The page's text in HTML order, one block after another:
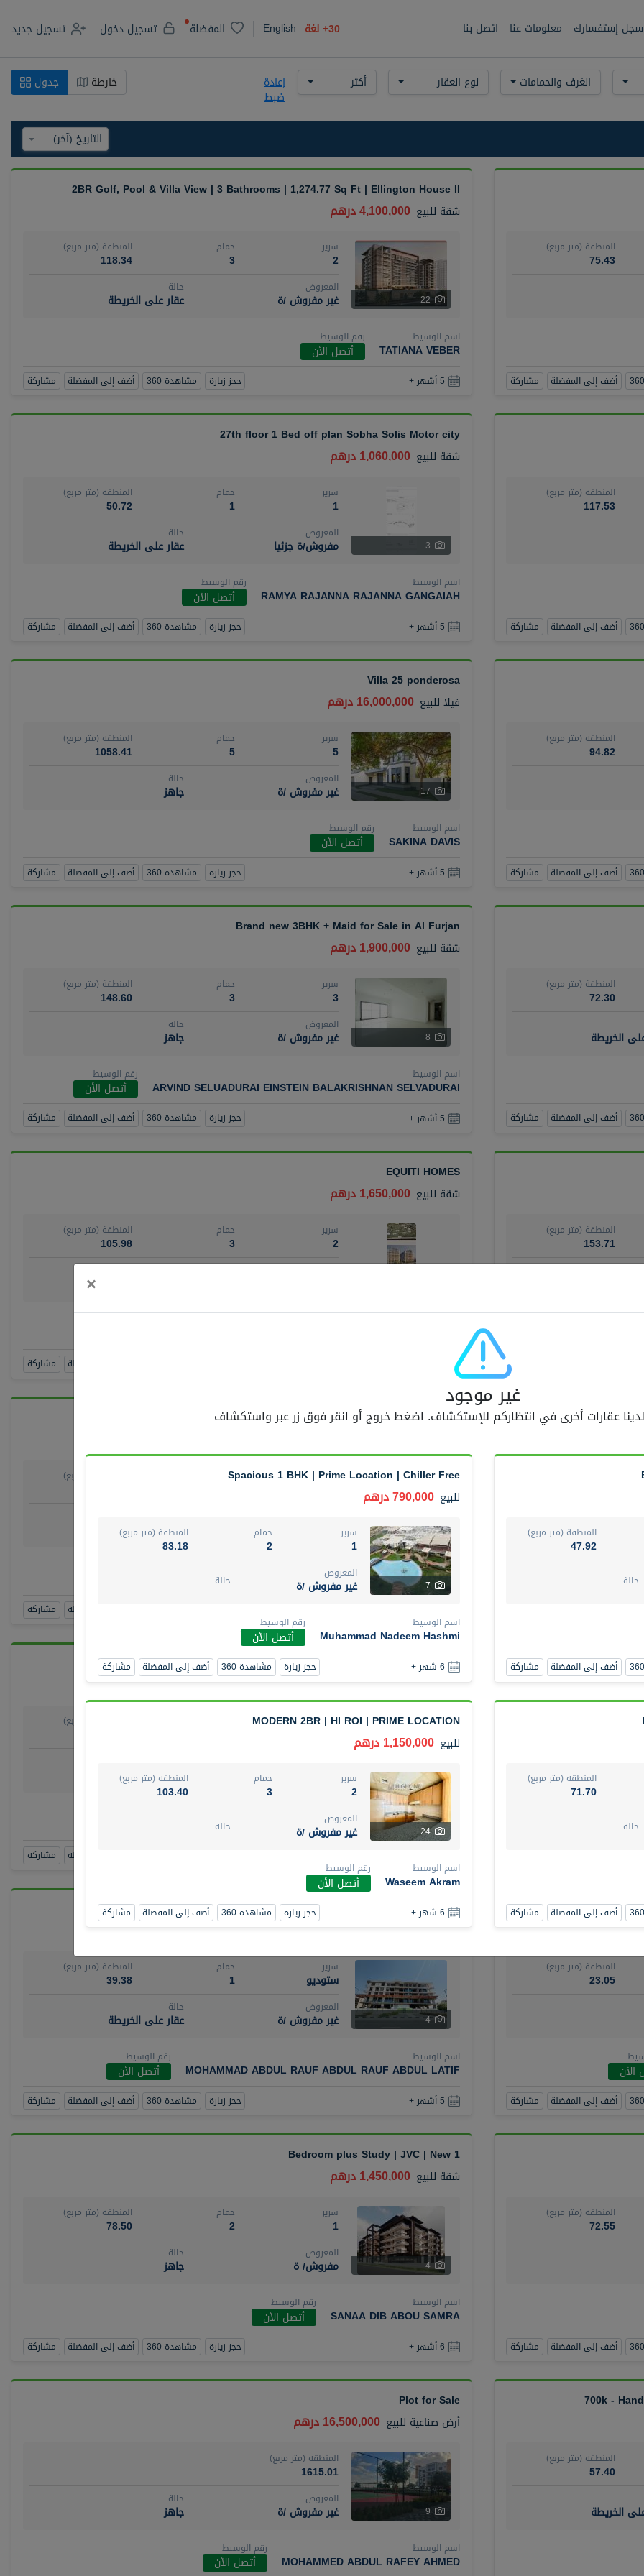
سجل إستفسارك معلومات عنا اتصل بنا 30+ لغة English المفضلة تسجيل دخول تسجيل جديد
الغرف والحمامات نوع العقار أكثر إعادة
ضبط
خارطة جدول
المنطقة (متر مربع)
75.43
أضف إلى المفضلة مشاركة
2BR Golf, Pool & Villa View | 3 Bathrooms | 1,274.77 Sq Ft | Ellington House II
شقة للبيع 4,100,000 درهم
22
سرير
2
حمام
3
المنطقة (متر مربع)
118.34
المعروض
غير مفروش /ة
حالة
عقار على الخريطة
اسم الوسيط
TATIANA VEBER
رقم الوسيط
أتصل الأن
5 أشهر + حجز زيارة مشاهدة 360 أضف إلى المفضلة مشاركة
المنطقة (متر مربع)
117.53
أضف إلى المفضلة مشاركة
27th floor 1 Bed off plan Sobha Solis Motor city
شقة للبيع 1,060,000 درهم
3
سرير
1
حمام
1
المنطقة (متر مربع)
50.72
المعروض
مفروش/ة جزئيا
حالة
عقار على الخريطة
اسم الوسيط
RAMYA RAJANNA RAJANNA GANGAIAH
رقم الوسيط
أتصل الأن
5 أشهر + حجز زيارة مشاهدة 360 أضف إلى المفضلة مشاركة
المنطقة (متر مربع)
94.82
أضف إلى المفضلة مشاركة
Villa 25 ponderosa
فيلا للبيع 16,000,000 درهم
17
سرير
5
حمام
5
المنطقة (متر مربع)
1058.41
المعروض
غير مفروش /ة
حالة
جاهز
اسم الوسيط
SAKINA DAVIS
رقم الوسيط
أتصل الأن
5 أشهر + حجز زيارة مشاهدة 360 أضف إلى المفضلة مشاركة
المنطقة (متر مربع)
72.30
الخريطة
أضف إلى المفضلة مشاركة
Brand new 3BHK + Maid for Sale in Al Furjan
شقة للبيع 1,900,000 درهم
8
سرير
3
حمام
3
المنطقة (متر مربع)
148.60
المعروض
غير مفروش /ة
حالة
جاهز
اسم الوسيط
ARVIND SELUADURAI EINSTEIN BALAKRISHNAN SELVADURAI
رقم الوسيط
أتصل الأن
5 أشهر + حجز زيارة مشاهدة 360 أضف إلى المفضلة مشاركة
المنطقة (متر مربع)
153.71
مشاركة
EQUITI HOMES
شقة للبيع 1,650,000 درهم
سرير
2
حمام
3
المنطقة (متر مربع)
105.98
أضف إلى المفضلة مشاركة
3 Bedroom Villa
3
سرير حمام المنطقة (متر مربع)
جاهز
اسم الوسيط
GEORGES AL HABEL
رقم الوسيط
أتصل الأن
أضف إلى المفضلة مشاركة
الخريطة
1 Bed Room Fully furnished Vida Residence
8
سرير المنطقة (متر مربع)
جاهز
اسم الوسيط
BEKZAT ADAYEV
رقم الوسيط
أتصل الأن
أضف إلى المفضلة مشاركة
المنطقة (متر مربع)
23.05
الأن
أضف إلى المفضلة مشاركة
Harmony by Al Mizan
4
سرير
ستوديو
حمام
1
المنطقة (متر مربع)
39.38
المعروض
غير مفروش /ة
حالة
عقار على الخريطة
اسم الوسيط
MOHAMMAD ABDUL RAUF ABDUL RAUF ABDUL LATIF
رقم الوسيط
أتصل الأن
5 أشهر + حجز زيارة مشاهدة 360 أضف إلى المفضلة مشاركة
المنطقة (متر مربع)
72.55
أضف إلى المفضلة مشاركة
1 Bedroom plus Study | JVC | New
شقة للبيع 1,450,000 درهم
4
سرير
1
حمام
2
المنطقة (متر مربع)
78.50
المعروض
مفروش/ ة
حالة
جاهز
اسم الوسيط
SANAA DIB ABOU SAMRA
رقم الوسيط
أتصل الأن
6 أشهر + حجز زيارة مشاهدة 360 أضف إلى المفضلة مشاركة
700k -
المنطقة (متر مربع)
57.40
الخريطة
Plot for Sale
أرض صناعية للبيع 16,500,000 درهم
9
المنطقة (متر مربع)
1615.01
المعروض
غير مفروش /ة
حالة
جاهز
اسم الوسيط
MOHAMMED ABDUL RAFEY AHMED
رقم الوسيط
أتصل الأن
×
غير موجود
لدينا عقارات أخرى في انتظاركم للإستكشاف. اضغط خروج أو انقر فوق زر عبر واستكشاف
المنطقة (متر مربع)
47.92
حالة
أضف إلى المفضلة مشاركة
Spacious 1 BHK | Prime Location | Chiller Free
للبيع 790,000 درهم
7
سرير
1
حمام
2
المنطقة (متر مربع)
83.18
المعروض
غير مفروش /ة حالة
اسم الوسيط
Muhammad Nadeem Hashmi
رقم الوسيط
أتصل الأن
6 شهر + حجز زيارة مشاهدة 360 أضف إلى المفضلة مشاركة
المنطقة (متر مربع)
71.70
حالة
أضف إلى المفضلة مشاركة
MODERN 2BR | HI ROI | PRIME LOCATION
للبيع 1,150,000 درهم
24
سرير
2
حمام
3
المنطقة (متر مربع)
103.40
المعروض
غير مفروش /ة حالة
اسم الوسيط
Waseem Akram
رقم الوسيط
أتصل الأن
6 شهر + حجز زيارة مشاهدة 360 أضف إلى المفضلة مشاركة